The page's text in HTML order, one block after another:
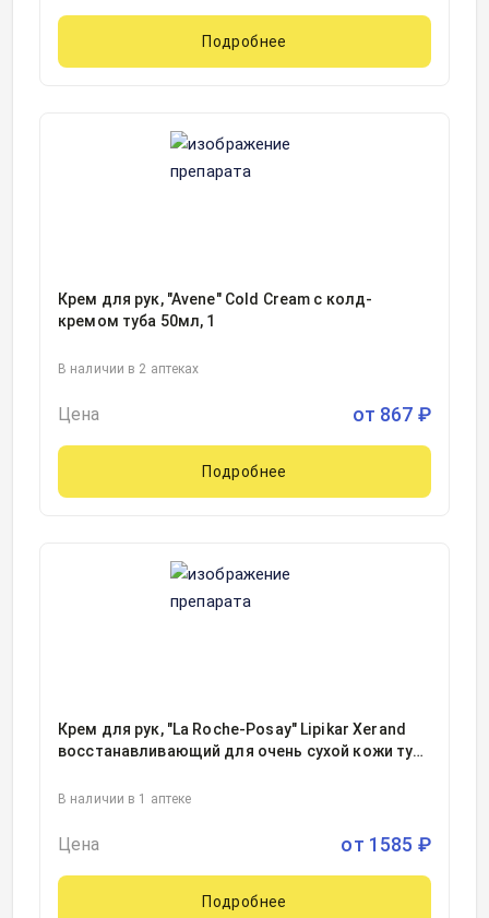
Подробнее
Крем для рук, "Avene" Cold Cream с колд-
кремом туба 50мл, 1
В наличии в 2 аптеках
Цена от 867 ₽
Подробнее
Крем для рук, "La Roche-Posay" Lipikar Xerand
восстанавливающий для очень сухой кожи туба
В наличии в 1 аптеке
Цена от 1585 ₽
Подробнее